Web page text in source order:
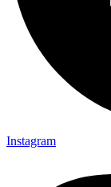
Instagram